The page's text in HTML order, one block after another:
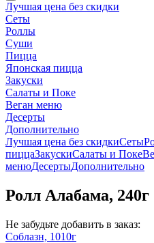
Лучшая цена без скидки
Сеты
Роллы
Суши
Пицца
Японская пицца
Закуски
Салаты и Поке
Веган меню
Десерты
Дополнительно
Лучшая цена без скидкиСеты
пиццаЗакускиСалаты и Поке
менюДесертыДополнительно
Ролл Алабама, 240г
Не забудьте добавить в заказ:
Соблазн, 1010г